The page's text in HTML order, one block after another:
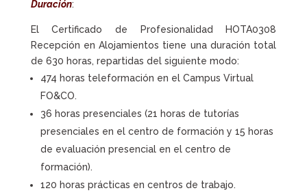
Duración:
El Certificado de Profesionalidad HOTA0308
Recepción en Alojamientos tiene una duración total
de 630 horas, repartidas del siguiente modo:
474 horas teleformación en el Campus Virtual
FO&CO.
36 horas presenciales (21 horas de tutorías
presenciales en el centro de formación y 15 horas
de evaluación presencial en el centro de
formación).
120 horas prácticas en centros de trabajo.